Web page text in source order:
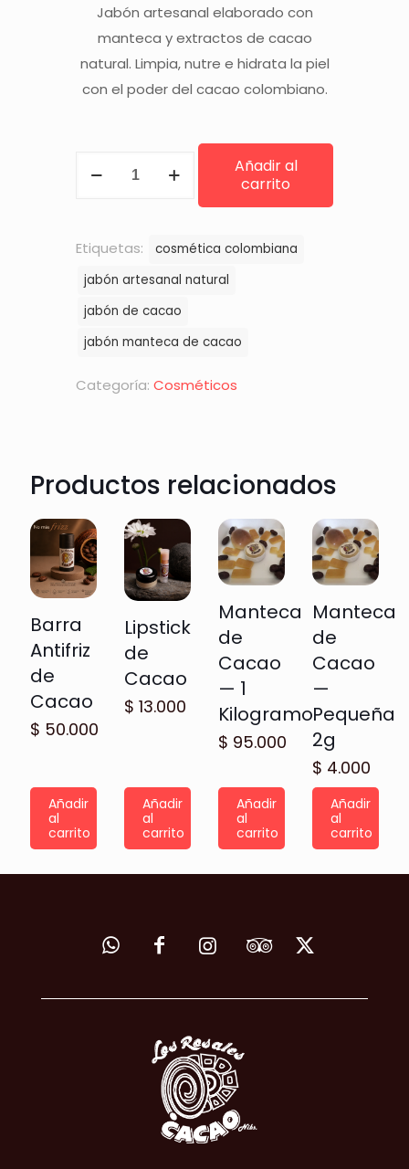
Jabón artesanal elaborado con
manteca y extractos de cacao
natural. Limpia, nutre e hidrata la piel
con el poder del cacao colombiano.
Cacao
Añadir al
carrito
Etiquetas:
cosmética colombiana
jabón artesanal natural
jabón de cacao
jabón manteca de cacao
Categoría: Cosméticos
Productos relacionados
Barra
Antifriz
de
Cacao
$ 50.000
Añadir
al
carrito
Lipstick
de
Cacao
$ 13.000
Añadir
al
carrito
Manteca
de
Cacao
— 1
Kilogramo
$ 95.000
Añadir
al
carrito
Manteca
de
Cacao
—
Pequeña
2g
$ 4.000
Añadir
al
carrito